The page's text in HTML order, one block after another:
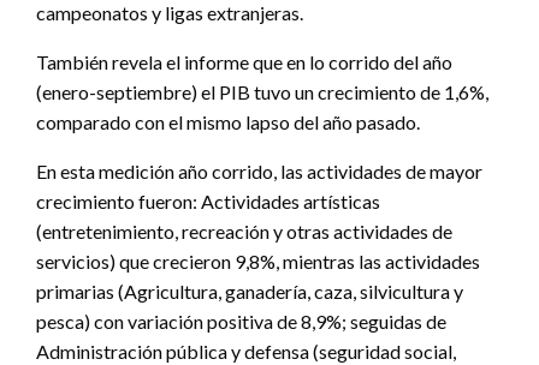
campeonatos y ligas extranjeras.
También revela el informe que en lo corrido del año
(enero-septiembre) el PIB tuvo un crecimiento de 1,6%,
comparado con el mismo lapso del año pasado.
En esta medición año corrido, las actividades de mayor
crecimiento fueron: Actividades artísticas
(entretenimiento, recreación y otras actividades de
servicios) que crecieron 9,8%, mientras las actividades
primarias (Agricultura, ganadería, caza, silvicultura y
pesca) con variación positiva de 8,9%; seguidas de
Administración pública y defensa (seguridad social,